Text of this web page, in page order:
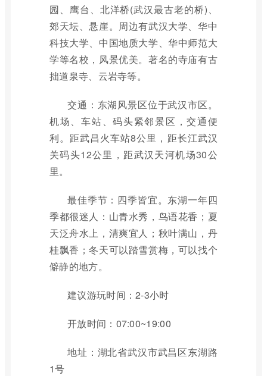
园、鹰台、北洋桥(武汉最古老的桥)、
郊天坛、悬崖。周边有武汉大学、华中
科技大学、中国地质大学、华中师范大
学等名校，风景优美。著名的寺庙有古
拙道泉寺、云岩寺等。
交通：东湖风景区位于武汉市区。
机场、车站、码头紧邻景区，交通便
利。距武昌火车站8公里，距长江武汉
关码头12公里，距武汉天河机场30公
里。
最佳季节：四季皆宜。东湖一年四
季都很迷人：山青水秀，鸟语花香；夏
天泛舟水上，清爽宜人；秋叶满山，丹
桂飘香；冬天可以踏雪赏梅，可以找个
僻静的地方。
建议游玩时间：2-3小时
开放时间：07:00~19:00
地址：湖北省武汉市武昌区东湖路
1号